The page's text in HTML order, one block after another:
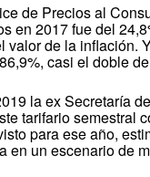
de Precios al
en 2017 fue del
valor de la inflación.
casi el doble
la ex Secretaría
tarifario semestral
para ese año,
en un escenario de